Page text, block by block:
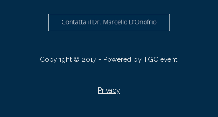
Copyright © 2017 - Powered by TGC eventi
Privacy